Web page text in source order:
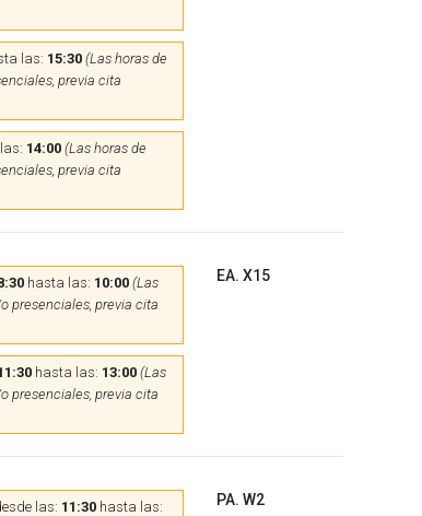
las: 15:30 (Las horas de
previa cita
14:00 (Las horas de
previa cita
hasta las: 10:00 (Las
presenciales, previa cita
hasta las: 13:00 (Las
presenciales, previa cita
EA. X15
las: 11:30hasta las:
PA. W2